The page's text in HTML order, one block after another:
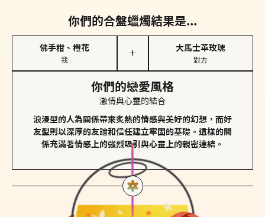
你們的合盤蠟燭結果是...
佛手柑、橙花
我
＋
大馬士革玫瑰
對方
你們的戀愛風格
激情與心靈的結合
浪漫型的人為關係帶來炙熱的情感與美好的幻想，而好
友型則以深厚的友誼和信任建立牢固的基礎。這樣的關
係充滿著情感上的強烈吸引與心靈上的親密連結。
對方的主調蠟燭是...